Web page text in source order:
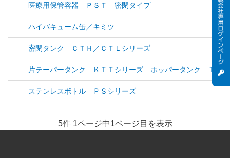
医療用保管容器 ＰＳＴ 密閉タイプ
ハイバキューム缶／キミツ
密閉タンク ＣＴＨ／ＣＴＬシリーズ
片テーパータンク ＫＴＴシリーズ ホッパータンク ＴＨＰ
ステンレスボトル ＰＳシリーズ
5件 1ページ中1ページ目を表示